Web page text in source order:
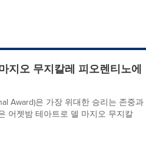
지오 무지칼레 피오렌티노에
Award)은 가장 위대한 승리는 존중과
어젯밤 테아트로 델 마지오 무지칼